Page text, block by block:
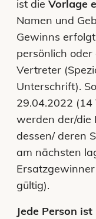
ist die Vorlage
Namen und
Gewinns
persönlich
Vertreter
Unterschrift).
29.04.2022
werden der/die
dessen/ deren
am nächsten
gültig).
Jede Person